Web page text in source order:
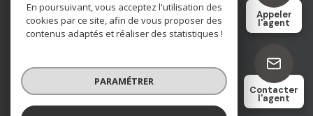
Appeler
l'agent
Contacter
l'agent
Cookies
© 2026 | Tous droits réservés
En poursuivant, vous acceptez l'utilisation des
cookies par ce site, afin de vous proposer des
contenus adaptés et réaliser des statistiques !
PARAMÉTRER